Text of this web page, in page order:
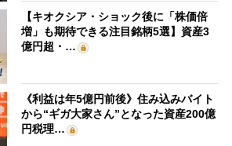
【キオクシア・ショック後に「株価倍
増」も期待できる注目銘柄5選】資産3
億円超・…
《利益は年5億円前後》住み込みバイト
から“ギガ大家さん”となった資産200億
円税理…